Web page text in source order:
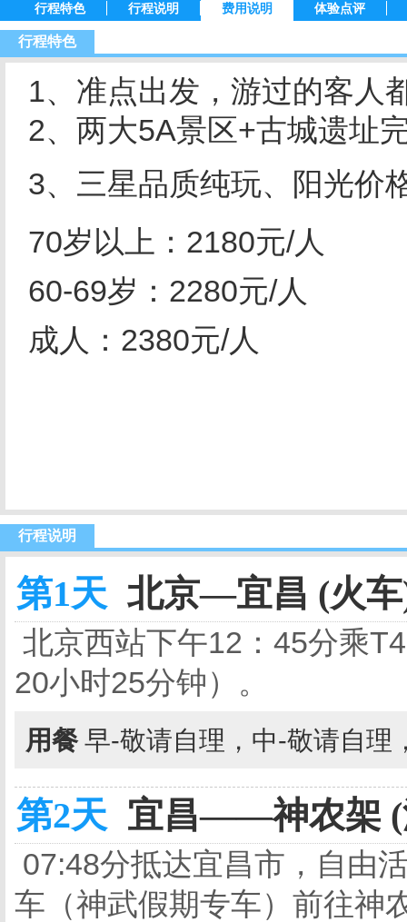
行程特色 行程说明 费用说明 体验点评
行程特色
1、准点出发，游过的客人
2、两大5A景区+古城遗址
3、三星品质纯玩、阳光价
70岁以上：2180元/人
60-69岁：2280元/人
成人：2380元/人
行程说明
第1天 北京—宜昌 (火
北京西站下午12：45分乘
20小时25分钟）。
用餐 早-敬请自理，中-敬请自理
第2天 宜昌——神农架 (
07:48分抵达宜昌市，自由
车（神武假期专车）前往神